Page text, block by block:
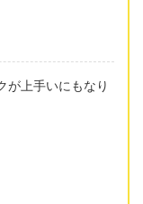
が上手いにもなり